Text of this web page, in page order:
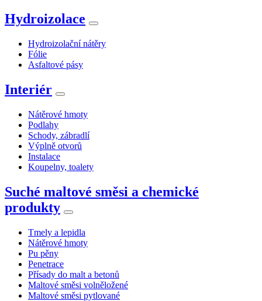
Hydroizolace
Hydroizolační nátěry
Fólie
Asfaltové pásy
Interiér
Nátěrové hmoty
Podlahy
Schody, zábradlí
Výplně otvorů
Instalace
Koupelny, toalety
Suché maltové směsi a chemické
produkty
Tmely a lepidla
Nátěrové hmoty
Pu pěny
Penetrace
Přísady do malt a betonů
Maltové směsi volněložené
Maltové směsi pytlované